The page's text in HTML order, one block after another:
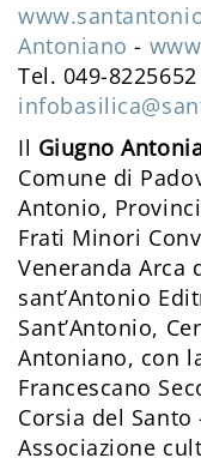
Antoniano -
Tel. 049-
Il Giugno
Comune di
Antonio,
Frati Minori
Veneranda Arca
sant’Antonio
Sant’Antonio,
Antoniano, con
Francescano
Corsia del Santo
Associazione